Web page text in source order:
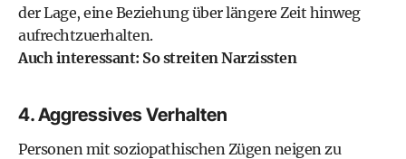
der Lage, eine Beziehung über längere Zeit hinweg
aufrechtzuerhalten.
Auch interessant: So streiten Narzissten
4. Aggressives Verhalten
Personen mit soziopathischen Zügen neigen zu